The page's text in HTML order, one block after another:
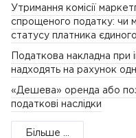
Утримання комісії
спрощеного податку: чи
статусу платника
Податкова накладна при
надходять на рахунок
«Дешева» оренда або
податкові наслідки
Більше ...